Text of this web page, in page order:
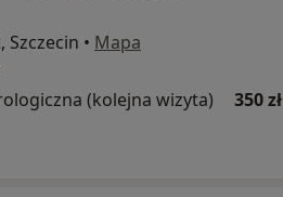
Szczecin • Mapa
(kolejna wizyta) 350 zł